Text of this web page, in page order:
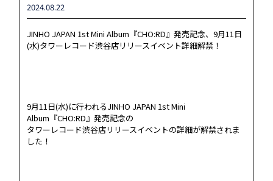
2024.08.22
JINHO JAPAN 1st Mini Album『CHO:RD』発売記念、9月11日
(水)タワーレコード渋谷店リリースイベント詳細解禁！
9月11日(水)に行われるJINHO JAPAN 1st Mini
Album『CHO:RD』発売記念の
タワーレコード渋谷店リリースイベントの詳細が解禁されま
した！